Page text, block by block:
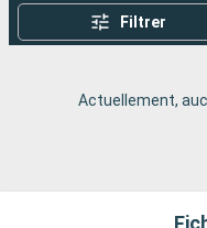
Filtrer
Actuellement,